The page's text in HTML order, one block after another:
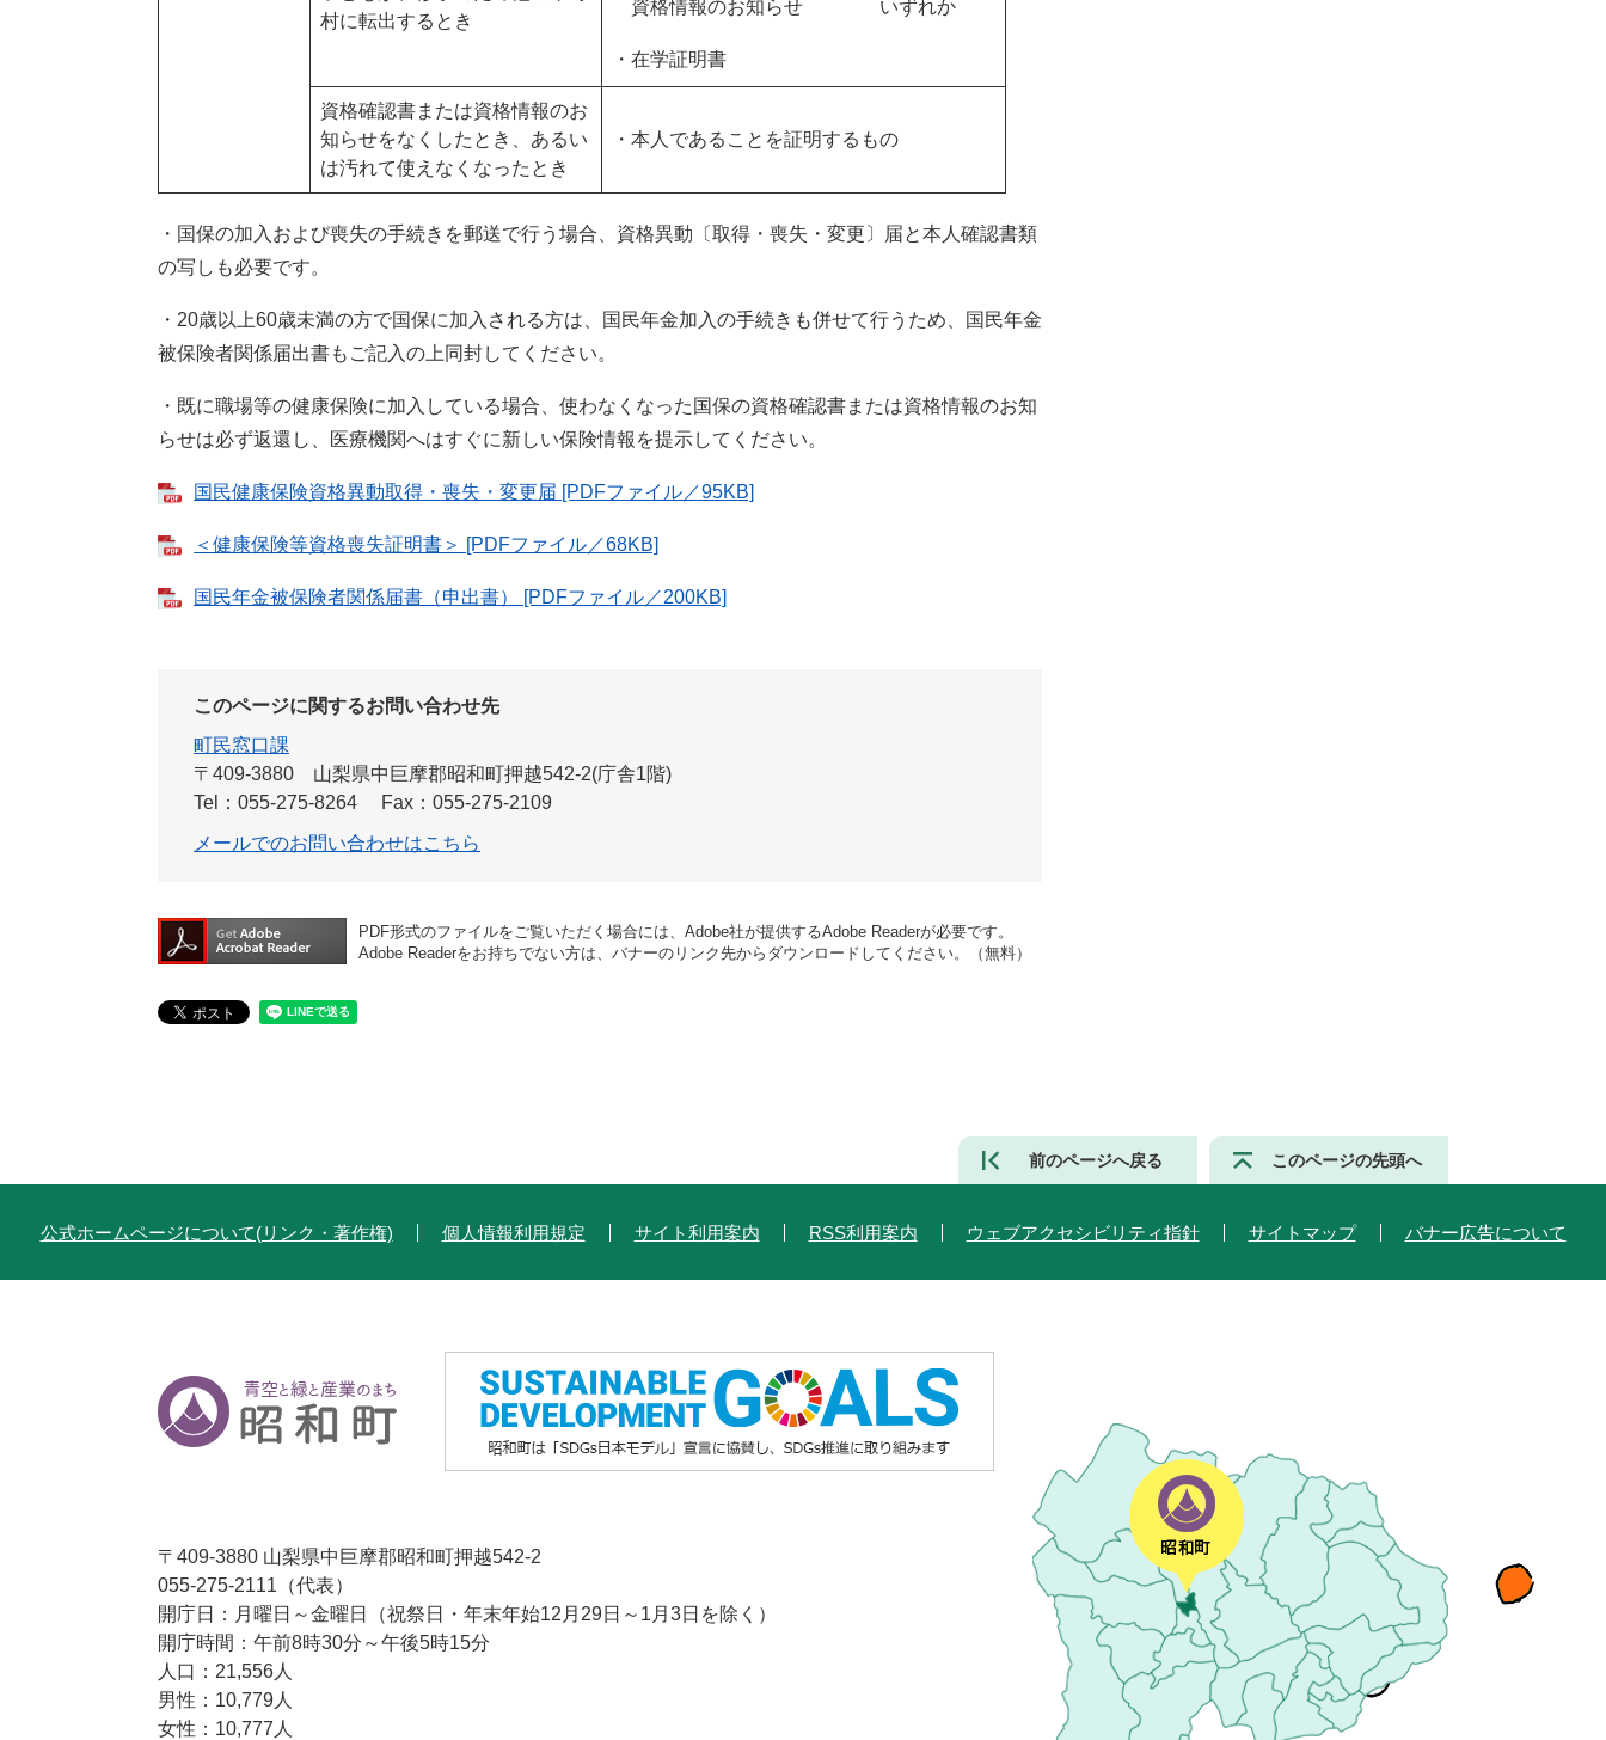
村に転出するとき
資格情報のお知らせ いずれか
・在学証明書
資格確認書または資格情報のお
知らせをなくしたとき、あるい
は汚れて使えなくなったとき
・本人であることを証明するもの
・国保の加入および喪失の手続きを郵送で行う場合、資格異動〔取得・喪失・変更〕届と本人確認書類
の写しも必要です。
・20歳以上60歳未満の方で国保に加入される方は、国民年金加入の手続きも併せて行うため、国民年金
被保険者関係届出書もご記入の上同封してください。
・既に職場等の健康保険に加入している場合、使わなくなった国保の資格確認書または資格情報のお知
らせは必ず返還し、医療機関へはすぐに新しい保険情報を提示してください。
国民健康保険資格異動取得・喪失・変更届 [PDFファイル／95KB]
＜健康保険等資格喪失証明書＞ [PDFファイル／68KB]
国民年金被保険者関係届書（申出書） [PDFファイル／200KB]
このページに関するお問い合わせ先
町民窓口課
〒409-3880
山梨県中巨摩郡昭和町押越542-2(庁舎1階)
Tel：055-275-8264
Fax：055-275-2109
メールでのお問い合わせはこちら
PDF形式のファイルをご覧いただく場合には、Adobe社が提供するAdobe Readerが必要です。
Adobe Readerをお持ちでない方は、バナーのリンク先からダウンロードしてください。（無料）
前のページへ戻る このページの先頭へ
公式ホームページについて(リンク・著作権) 個人情報利用規定 サイト利用案内 RSS利用案内 ウェブアクセシビリティ指針 サイトマップ バナー広告について
〒409-3880 山梨県中巨摩郡昭和町押越542-2
055-275-2111（代表）
開庁日：月曜日～金曜日（祝祭日・年末年始12月29日～1月3日を除く）
開庁時間：午前8時30分～午後5時15分
人口：21,556人
男性：10,779人
女性：10,777人